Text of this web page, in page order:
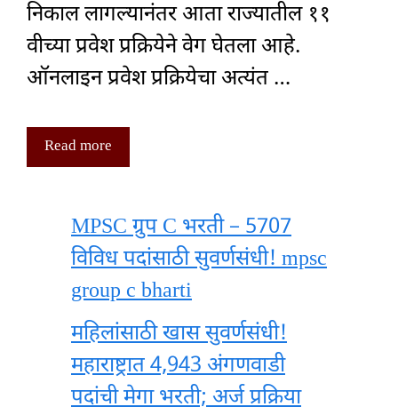
निकाल लागल्यानंतर आता राज्यातील ११
वीच्या प्रवेश प्रक्रियेने वेग घेतला आहे.
ऑनलाइन प्रवेश प्रक्रियेचा अत्यंत …
Read more
MPSC ग्रुप C भरती – 5707
विविध पदांसाठी सुवर्णसंधी! mpsc
group c bharti
महिलांसाठी खास सुवर्णसंधी!
महाराष्ट्रात 4,943 अंगणवाडी
पदांची मेगा भरती; अर्ज प्रक्रिया